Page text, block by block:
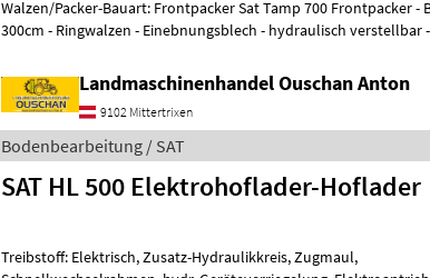
Walzen/Packer-Bauart: Frontpacker Sat Tamp 700 Frontpacker - Breite
300cm - Ringwalzen - Einebnungsblech - hydraulisch verstellbar -
Landmaschinenhandel Ouschan Anton
9102 Mittertrixen
Bodenbearbeitung / SAT
SAT HL 500 Elektrohoflader-Hoflader
Treibstoff: Elektrisch, Zusatz-Hydraulikkreis, Zugmaul,